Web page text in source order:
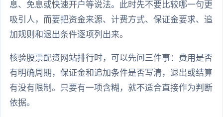
息、免息或快速开户等说法。此时先不要比较哪一句更
吸引人，而要把资金来源、计费方式、保证金要求、追
加规则和退出条件逐项列出来。
核验股票配资网站排行时，可以先问三件事：费用是否
有明确周期，保证金和追加条件是否写清，退出或结算
有没有限制。只要有一项含糊，就不适合直接作为判断
依据。